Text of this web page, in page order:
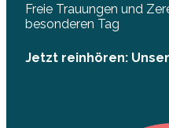
Freie Trauungen und
besonderen Tag
Jetzt reinhören: